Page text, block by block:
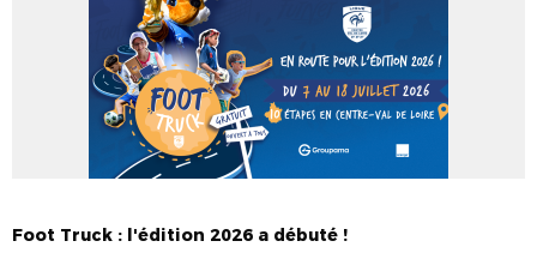
Foot Truck : l'édition 2026 a débuté !